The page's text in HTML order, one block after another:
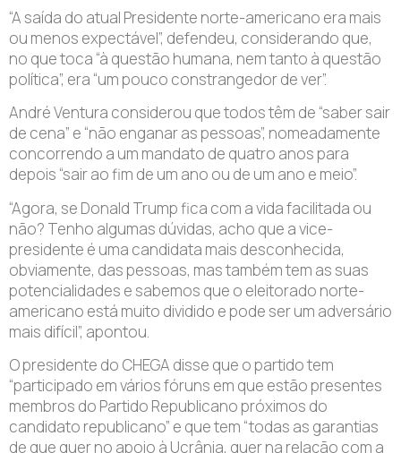
“A saída do atual Presidente norte-americano era mais
ou menos expectável”, defendeu, considerando que,
no que toca “à questão humana, nem tanto à questão
política”, era “um pouco constrangedor de ver”.
André Ventura considerou que todos têm de “saber sair
de cena” e “não enganar as pessoas”, nomeadamente
concorrendo a um mandato de quatro anos para
depois “sair ao fim de um ano ou de um ano e meio”.
“Agora, se Donald Trump fica com a vida facilitada ou
não? Tenho algumas dúvidas, acho que a vice-
presidente é uma candidata mais desconhecida,
obviamente, das pessoas, mas também tem as suas
potencialidades e sabemos que o eleitorado norte-
americano está muito dividido e pode ser um adversário
mais difícil”, apontou.
O presidente do CHEGA disse que o partido tem
“participado em vários fóruns em que estão presentes
membros do Partido Republicano próximos do
candidato republicano” e que tem “todas as garantias
de que quer no apoio à Ucrânia, quer na relação com a